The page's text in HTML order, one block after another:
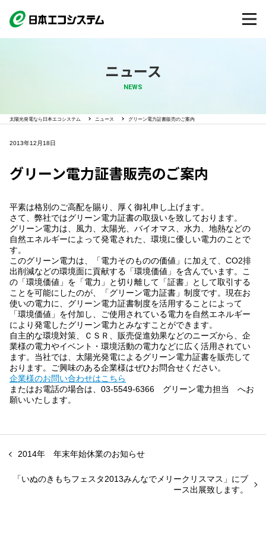
ニュース
NEWS
太陽光発電なら日本エコシステム ニュース グリーン電力証書販売のご案内
2013年12月18日
グリーン電力証書販売のご案内
平素は格別のご高配を賜り、厚く御礼申し上げます。
さて、弊社ではグリーン電力証書の取扱いを致しております。
グリーン電力は、風力、太陽光、バイオマス、水力、地熱などの
自然エネルギーによって発電された、環境に優しい電力のことで
す。
このグリーン電力は、「電力そのものの価値」に加えて、CO2排
出削減などの環境面に貢献する「環境価値」を含んでいます。こ
の「環境価値」を「電力」と切り離して「証書」として取引する
ことを可能にしたのが、「グリーン電力証書」制度です。現在お
使いの電力に、グリーン電力証書制度を活用することによって
「環境価値」を付加し、ご使用されている電力を自然エネルギー
により発電したグリーン電力とみなすことができます。
自主的な環境対策、ＣＳＲ、販売促進効果などのニーズから、企
業様の電力やイベント・環境活動の電力などに広く活用されてい
ます。当社では、太陽光発電によるグリーン電力証書を販売して
おります。ご興味のある企業様はぜひお問合せください。
企業様のお問い合わせはこちら
またはお電話の場合は、03-5549-6366 グリーン電力担当 へお
願いいたします。
「いぬのきもちフェスタ2013みんなでメリークリスマス」にブ
ース出展致します。
2014年 年末年始休業のお知らせ